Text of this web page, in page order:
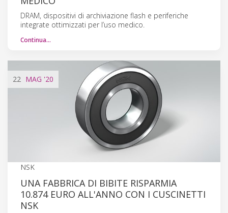
DRAM, dispositivi di archiviazione flash e periferiche
integrate ottimizzati per l’uso medico.
Continua…
22 MAG '20
NSK
UNA FABBRICA DI BIBITE RISPARMIA
10.874 EURO ALL'ANNO CON I CUSCINETTI
NSK